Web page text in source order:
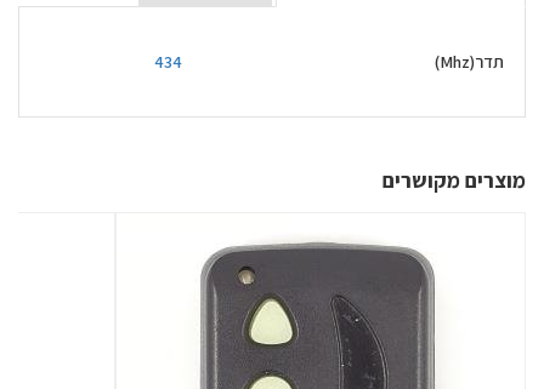
תדר(Mhz) 434
מוצרים מקושרים